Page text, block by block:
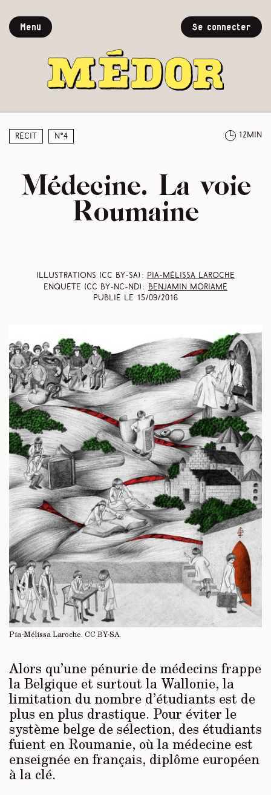
Menu Se connecter
Récit N°4 12min
Médecine. La voie
Roumaine
Illustrations (CC BY-SA) : Pia-Mélissa Laroche
Enquête (CC BY-NC-ND) :
Benjamin Moriamé
Publié le 15/09/2016
Pia-Mélissa Laroche. CC BY-SA.
Alors qu’une pénurie de médecins frappe
la Belgique et surtout la Wallonie, la
limitation du nombre d’étudiants est de
plus en plus drastique. Pour éviter le
système belge de sélection, des étudiants
fuient en Roumanie, où la médecine est
enseignée en français, diplôme européen
à la clé.